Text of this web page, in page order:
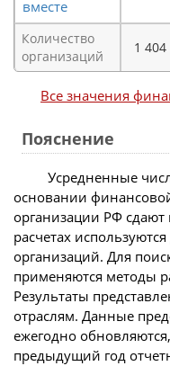
вместе
Количество
организаций
1 404
Все значения
Пояснение
Усредненные
основании
организации РФ сдают
расчетах
организаций. Для
применяются методы
Результаты
отраслям. Данные
ежегодно
предыдущий год